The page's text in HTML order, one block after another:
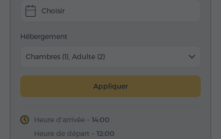
Choisir
Hébergement
Chambres (1), Adulte (2)
Appliquer
Heure d'arrivée – 14:00
Heure de départ – 12:00